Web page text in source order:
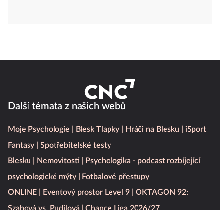
Další témata z našich webů
Moje Psychologie Blesk Tlapky Hráči na Blesku
iSport
Fantasy
Spotřebitelské testy
Blesku
Nemovitosti
Psychologika - podcast rozbíjející
psychologické mýty
Fotbalové přestupy
ONLINE
Eventový prostor Level 9
OKTAGON 92:
Szabová vs. Pudilová
Chance Liga 2026/27